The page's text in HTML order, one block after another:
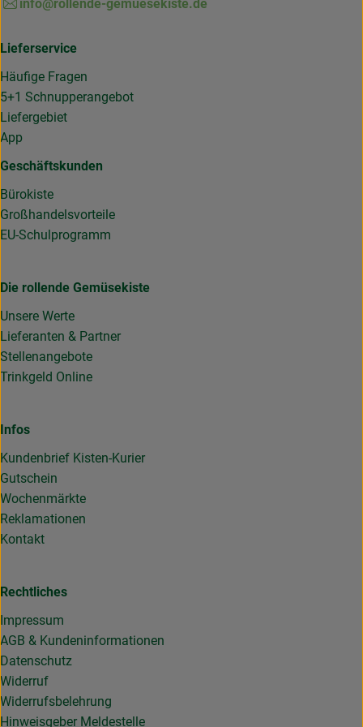
info@rollende-gemuesekiste.de
Lieferservice
Häufige Fragen
5+1 Schnupperangebot
Liefergebiet
App
Geschäftskunden
Bürokiste
Großhandelsvorteile
EU-Schulprogramm
Die rollende Gemüsekiste
Unsere Werte
Lieferanten & Partner
Stellenangebote
Trinkgeld Online
Infos
Kundenbrief Kisten-Kurier
Gutschein
Wochenmärkte
Reklamationen
Kontakt
Rechtliches
Impressum
AGB & Kundeninformationen
Datenschutz
Widerruf
Widerrufsbelehrung
Hinweisgeber Meldestelle